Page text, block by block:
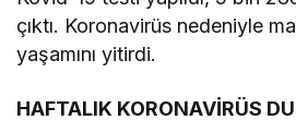
çıktı. Koronavirüs nedeniyle
yaşamını yitirdi.
HAFTALIK KORONAVİRÜS